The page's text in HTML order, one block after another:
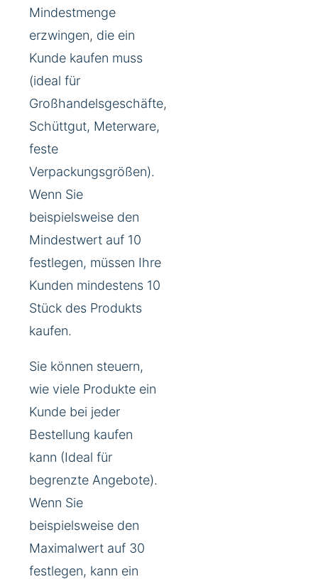
Mindestmenge
erzwingen, die ein
Kunde kaufen muss
(ideal für
Großhandelsgeschäfte,
Schüttgut, Meterware,
feste
Verpackungsgrößen).
Wenn Sie
beispielsweise den
Mindestwert auf 10
festlegen, müssen Ihre
Kunden mindestens 10
Stück des Produkts
kaufen.
Sie können steuern,
wie viele Produkte ein
Kunde bei jeder
Bestellung kaufen
kann (Ideal für
begrenzte Angebote).
Wenn Sie
beispielsweise den
Maximalwert auf 30
festlegen, kann ein